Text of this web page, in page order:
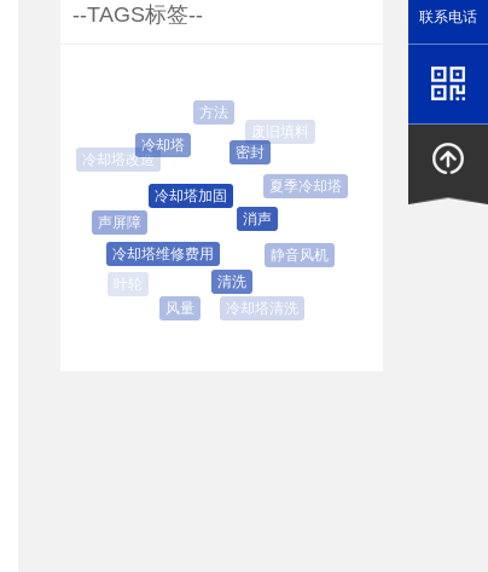
--TAGS标签--
声屏障
冷却塔维修费用
冷却塔加固
冷却塔
冷却塔改造
风量
清洗
消声
密封
方法
冷却塔清洗
静音风机
夏季冷却塔
废旧填料
联系电话